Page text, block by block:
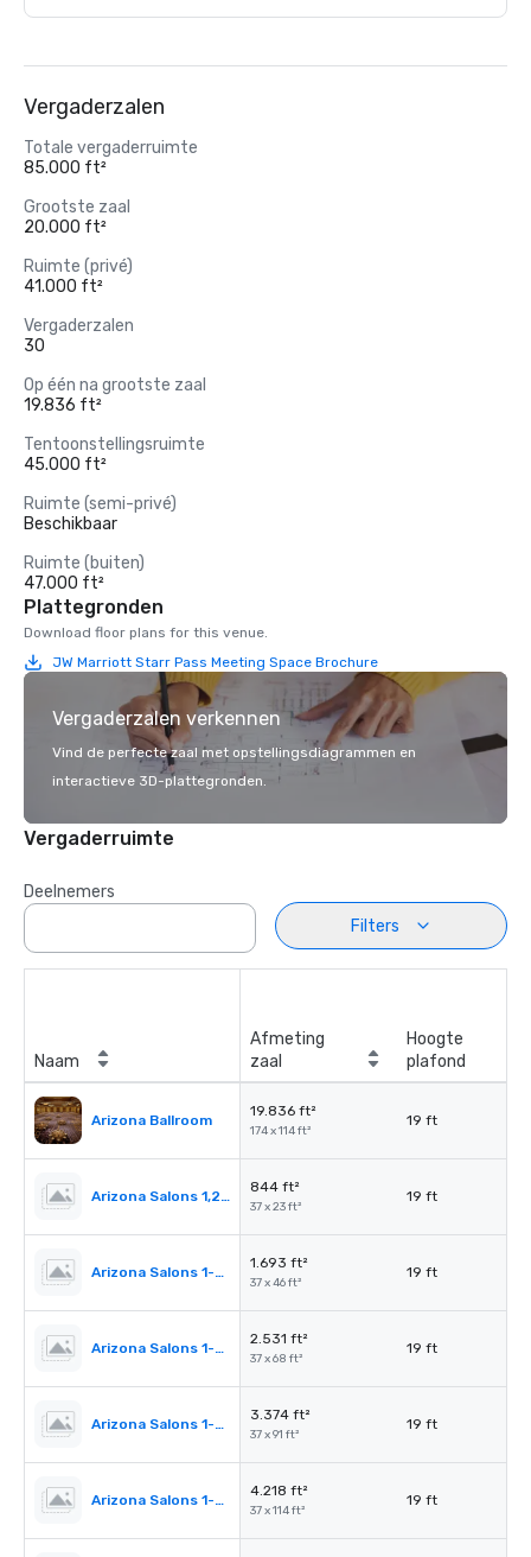
Vergaderzalen
Totale vergaderruimte
85.000 ft²
Grootste zaal
20.000 ft²
Ruimte (privé)
41.000 ft²
Vergaderzalen
30
Op één na grootste zaal
19.836 ft²
Tentoonstellingsruimte
45.000 ft²
Ruimte (semi-privé)
Beschikbaar
Ruimte (buiten)
47.000 ft²
Plattegronden
Download floor plans for this venue.
JW Marriott Starr Pass Meeting Space Brochure
Vergaderzalen verkennen
Vind de perfecte zaal met opstellingsdiagrammen en
interactieve 3D-plattegronden.
Vergaderruimte
Deelnemers
Filters
Naam
Afmeting
zaal
Hoogte
plafond
Arizona Ballroom
19.836 ft²
174 x 114 ft²
19 ft
Arizona Salons 1,2,3,4,5 (per section)
844 ft²
37 x 23 ft²
19 ft
Arizona Salons 1-5 (2 sections)
1.693 ft²
37 x 46 ft²
19 ft
Arizona Salons 1-5 (3 sections)
2.531 ft²
37 x 68 ft²
19 ft
Arizona Salons 1-5 (4 sections)
3.374 ft²
37 x 91 ft²
19 ft
Arizona Salons 1-5 (5 sections)
4.218 ft²
37 x 114 ft²
19 ft